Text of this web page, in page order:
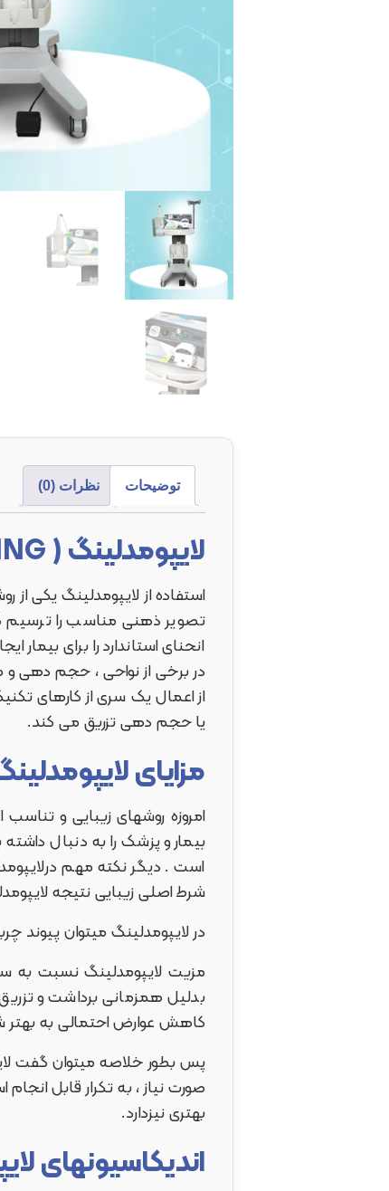
توضیحات نظرات (0)
لایپومدلینگ ( LIPOMODELING )
استفاده از لایپومدلینگ یکی
تصویر ذهنی مناسب را ترسیم
انحنای استاندارد را برای
در برخی از نواحی ، حجم دهی و
از اعمال یک سری از کارهای
یا حجم دهی تزریق می کند.
مزایای
امروزه روشهای زیبایی و
بیمار و پزشک را به دنبال
است . دیگر نکته مهم
شرط اصلی زیبایی نتیجه
در لایپومدلینگ میتوان
مزیت لایپومدلینگ نسبت به
بدلیل همزمانی برداشت و
کاهش عوارض احتمالی به بهتر
پس بطور خلاصه میتوان گفت
صورت نیاز ، به تکرار قابل
بهتری نیزدارد.
اندیکاسیونهای